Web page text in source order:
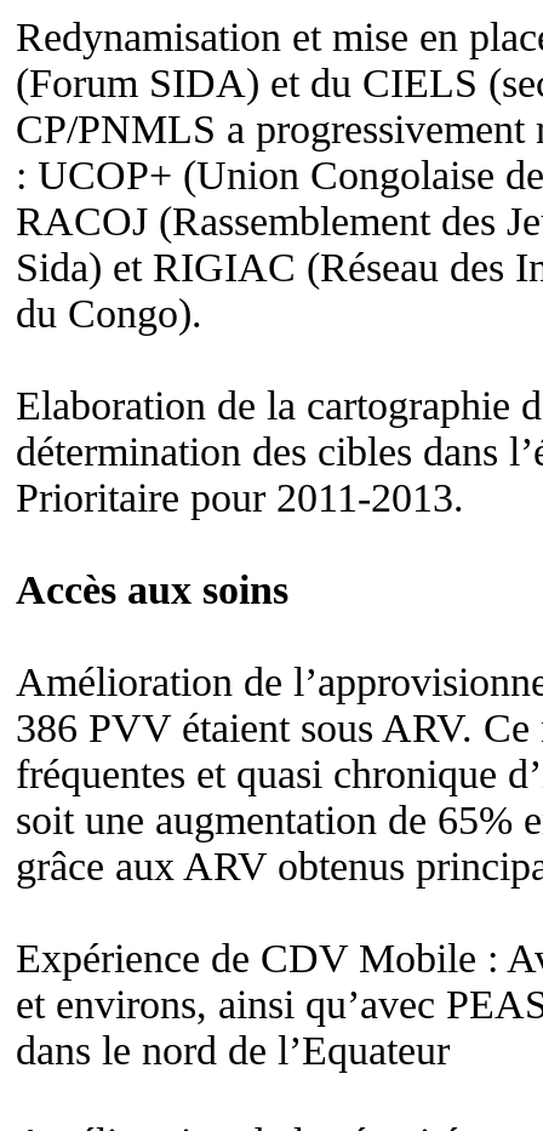
Redynamisation et mise en
(Forum SIDA) et du CIELS
CP/PNMLS a progressivement
: UCOP+ (Union Congolaise
RACOJ (Rassemblement des
Sida) et RIGIAC (Réseau des
du Congo).
Elaboration de la cartographie
détermination des cibles dans
Prioritaire pour 2011-2013.
Accès aux soins
Amélioration de
386 PVV étaient sous ARV.
fréquentes et quasi chronique
soit une augmentation de 65%
grâce aux ARV obtenus
Expérience de CDV Mobile :
et environs, ainsi qu’avec
dans le nord de l’Equateur